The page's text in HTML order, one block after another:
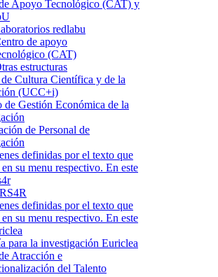
Apoyo Tecnológico (CAT) y
redlabu
de apoyo
(CAT)
estructuras
Cultura Científica y de la
(UCC+i)
de Gestión Económica de la
de Personal de
para la investigación Euriclea
Atracción e
del Talento